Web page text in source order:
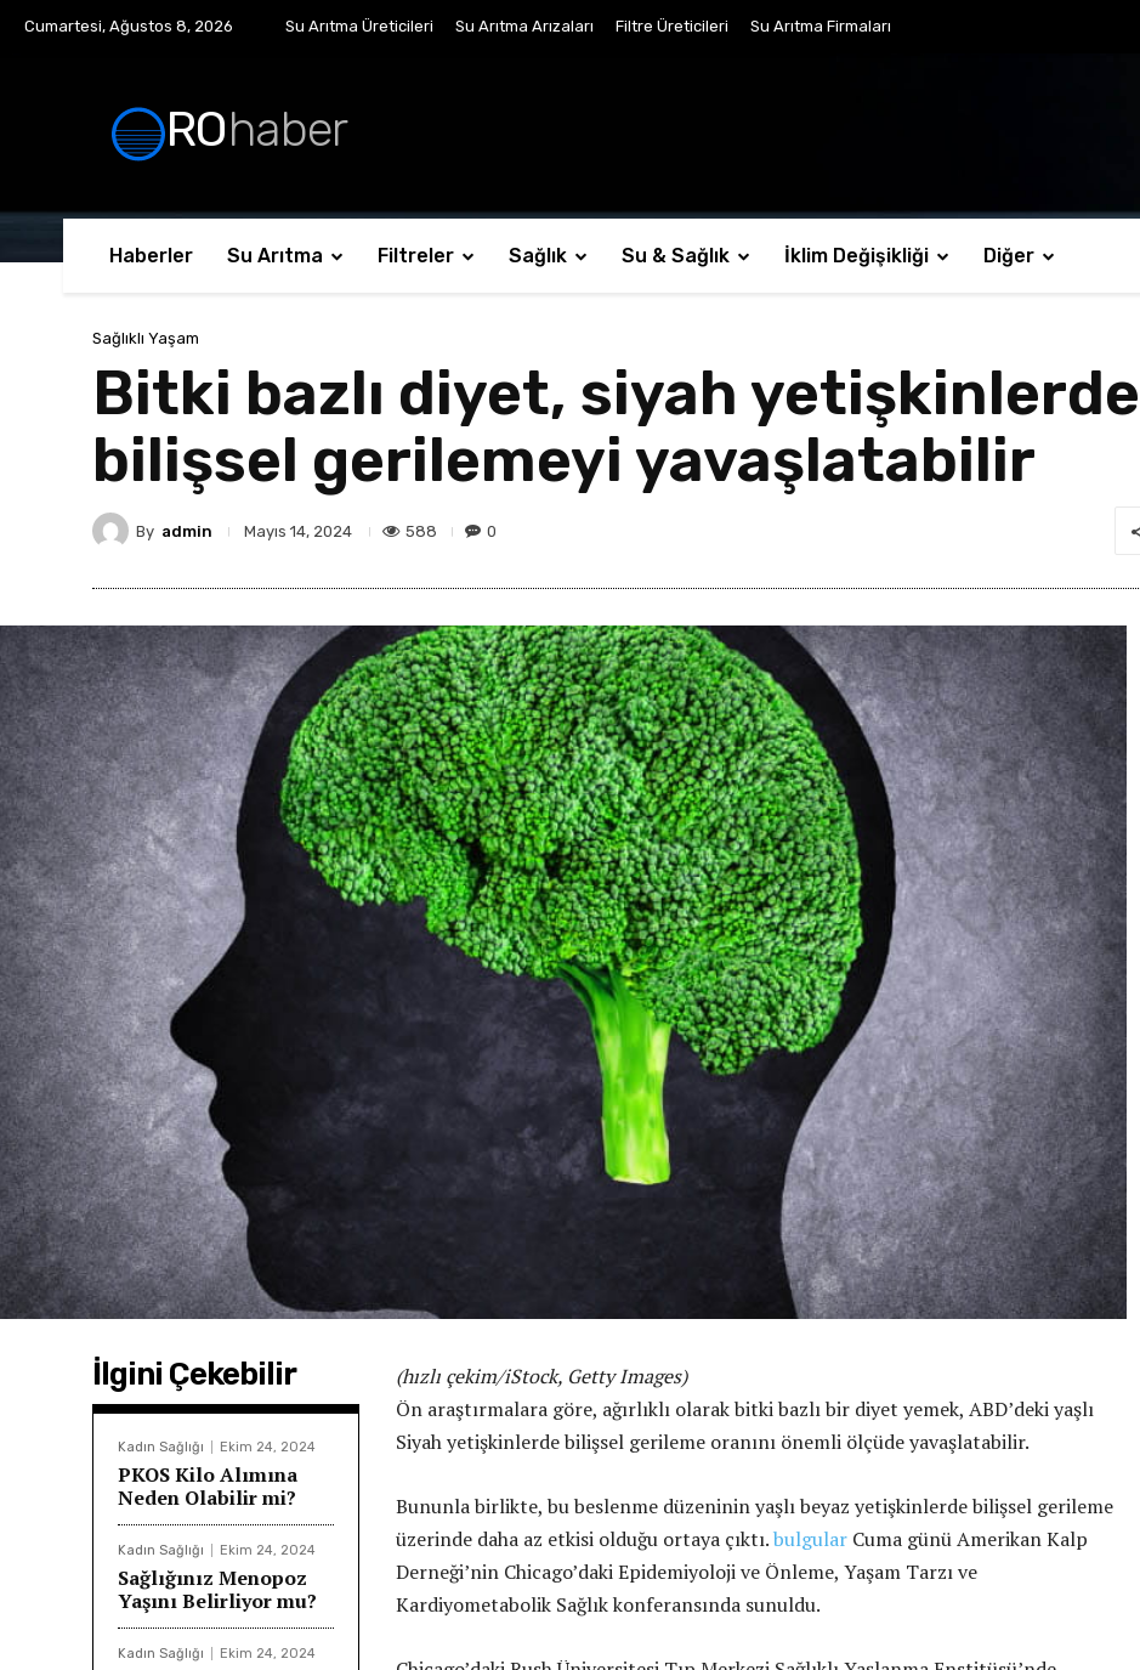
Cumartesi, Ağustos 8, 2026 Su Arıtma Üreticileri Su Arıtma Arızaları Filtre Üreticileri Su Arıtma Firmaları
ROhaber
Haberler Su Arıtma Filtreler Sağlık Su & Sağlık İklim Değişikliği Diğer
Sağlıklı Yaşam
Bitki bazlı diyet, siyah
bilişsel gerilemeyi yavaşlatabilir
By admin Mayıs 14, 2024 588 0
İlgini Çekebilir
Kadın Sağlığı Ekim 24, 2024
PKOS Kilo Alımına
Neden Olabilir mi?
Kadın Sağlığı Ekim 24, 2024
Sağlığınız Menopoz
Yaşını Belirliyor mu?
Kadın Sağlığı Ekim 24, 2024
(hızlı çekim/iStock, Getty Images)
Ön araştırmalara göre, ağırlıklı olarak bitki bazlı bir diyet yemek, ABD’deki yaşlı
Siyah yetişkinlerde bilişsel gerileme oranını önemli ölçüde yavaşlatabilir.
Bununla birlikte, bu beslenme düzeninin yaşlı beyaz yetişkinlerde bilişsel gerileme
üzerinde daha az etkisi olduğu ortaya çıktı.bulgular Cuma günü Amerikan Kalp
Derneği’nin Chicago’daki Epidemiyoloji ve Önleme, Yaşam Tarzı ve
Kardiyometabolik Sağlık konferansında sunuldu.